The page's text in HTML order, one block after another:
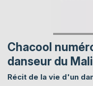
Chacool
danseur du Mali
Récit de la vie d'un